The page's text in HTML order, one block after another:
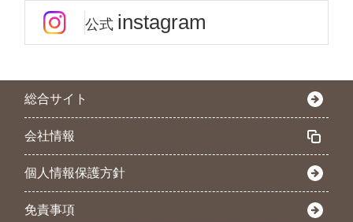
公式 instagram
総合サイト
会社情報
個人情報保護方針
免責事項